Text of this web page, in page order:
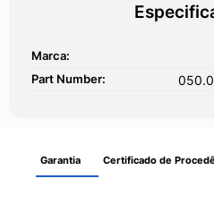
Marca:
Part Number:
Garantia Certificado de